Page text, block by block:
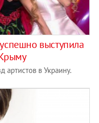
выступила
артистов в Украину.